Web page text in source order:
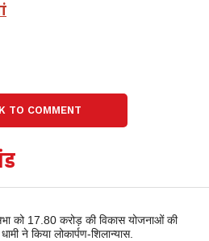
TO COMMENT
को 17.80 करोड़ की विकास योजनाओं की
ने किया लोकार्पण-शिलान्यास.